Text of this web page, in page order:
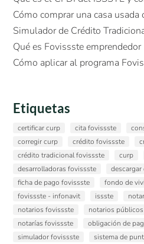
Cómo comprar una casa
Simulador de Crédito
Qué es Fovissste emprendedor
Cómo aplicar al programa
Etiquetas
certificar curp cita fovissste
corregir curp
crédito fovissste
crédito tradicional fovissste
curp
desarrolladoras fovissste
descargar
ficha de pago fovissste
fondo de
fovissste - infonavit
issste
notarios fovissste
notarios
notarías fovissste
obligación de
simulador fovissste
sistema de